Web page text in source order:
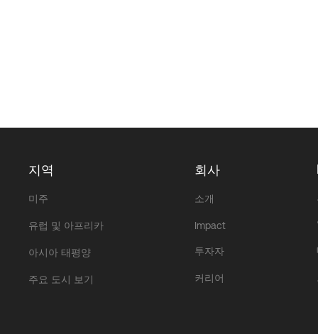
지역
미주
유럽 및 아프리카
아시아 태평양
주요 도시 보기
회사
소개
Impact
투자자
커리어